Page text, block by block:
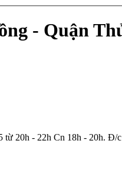
- Quận
từ 20h - 22h Cn 18h - 20h.